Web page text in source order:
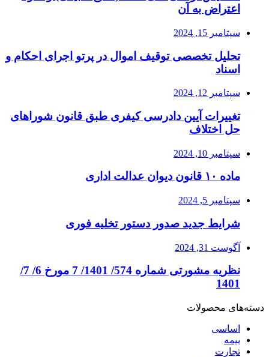
اعتراض به آن
سپتامبر 15, 2024
تحلیل تخصصی توقیف اموال در پرتو اجرای احکام و
اسناد
سپتامبر 12, 2024
تغییرات آیین دادرسی کیفری طبق قانون شوراهای
حل اختلاف
سپتامبر 10, 2024
ماده ۱۰ قانون دیوان عدالت اداری
سپتامبر 5, 2024
شرایط جدید صدور دستور تخلیه فوری
آگوست 31, 2024
نظریه مشورتی شماره 574/ 1401/ 7 مورخ 6/ 7/
1401
دسته‌های محصولات
اساسی
بیمه
تجارت